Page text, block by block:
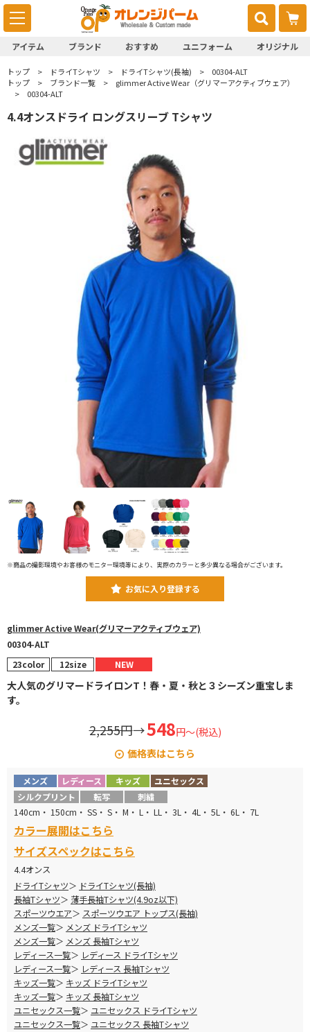
アイテム ブランド おすすめ ユニフォーム オリジナル
トップ ドライTシャツ ドライTシャツ(長袖)
00304-ALT
トップ
ブランド一覧
glimmer Active Wear（グリマーアクティブウェア）
00304-ALT
4.4オンスドライ ロングスリーブ Tシャツ
※商品の撮影環境やお客様のモニター環境等により、実際のカラーと多少異なる場合がございます。
お気に入り登録する
glimmer Active Wear(グリマーアクティブウェア)
00304-ALT
23color 12size NEW
大人気のグリマードライロンT！春・夏・秋と３シーズン重宝しま
す。
2,255円→548円～(税込)
価格表はこちら
サイズ 定価 →
140-150 1,265 円 → 548 円
SS-LL 1,419 円 →
3L-5L
6L-7L 2,255 円 →
メンズ レディース キッズ
ユニセックス
シルクプリント
転写 刺繍
140cm・ 150cm・ SS・ S・ M・ L・ LL・ 3L・ 4L・ 5L・ 6L・ 7L
カラー展開はこちら
サイズスペックはこちら
4.4オンス
ドライTシャツ
ドライTシャツ(長袖)
長袖Tシャツ
薄手長袖Tシャツ(4.9oz以下)
スポーツウエア
スポーツウエア トップス(長袖)
メンズ一覧
メンズ ドライTシャツ
メンズ一覧
メンズ 長袖Tシャツ
レディース一覧
レディース ドライTシャツ
レディース一覧
レディース 長袖Tシャツ
キッズ一覧
キッズ ドライTシャツ
キッズ一覧
キッズ 長袖Tシャツ
ユニセックス一覧
ユニセックス ドライTシャツ
ユニセックス一覧
ユニセックス 長袖Tシャツ